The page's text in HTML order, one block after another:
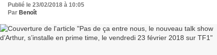
Publié le 23/02/2018 à 10:05
Par Benoît